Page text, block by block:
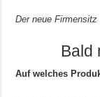
Der neue
Bald
Auf welches